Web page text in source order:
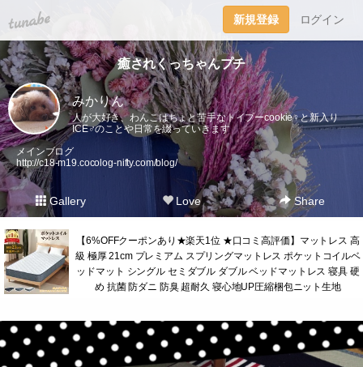
tuna.be 新規登録 ログイン
癒されくっちゃんプチ
みかりん
人が大好き、わんこはちょと苦手なトイプーcookie♀︎と新入り
ICE♂︎のことや日常を綴っていきます
メインブログ
http://c18-m19.cocolog-nifty.com/blog/
Gallery Love Share
【6%OFFクーポンあり★楽天1位 ★口コミ高評価】マットレス 高
級 極厚 21cm プレミアム スプリングマットレス ポケットコイルベ
ッドマット シングル セミダブル ダブル ベッドマットレス 寝具 硬
め 抗菌 防ダニ 防臭 超耐久 寝心地UP圧縮梱包ニット生地